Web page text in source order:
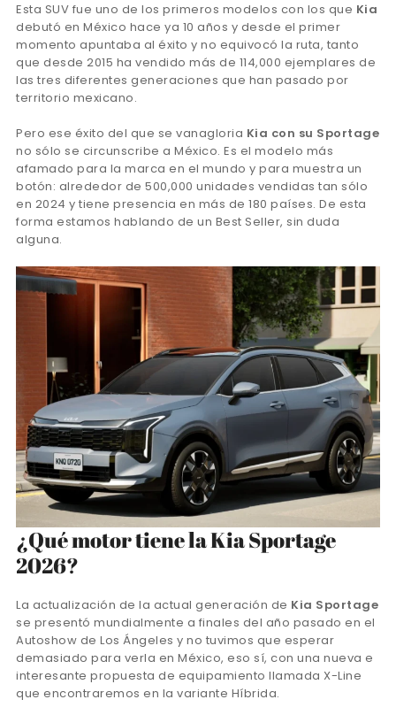
Esta SUV fue uno de los primeros modelos con los que Kia
debutó en México hace ya 10 años y desde el primer
momento apuntaba al éxito y no equivocó la ruta, tanto
que desde 2015 ha vendido más de 114,000 ejemplares de
las tres diferentes generaciones que han pasado por
territorio mexicano.
Pero ese éxito del que se vanagloria Kia con su Sportage
no sólo se circunscribe a México. Es el modelo más
afamado para la marca en el mundo y para muestra un
botón: alrededor de 500,000 unidades vendidas tan sólo
en 2024 y tiene presencia en más de 180 países. De esta
forma estamos hablando de un Best Seller, sin duda
alguna.
¿Qué motor tiene la Kia Sportage
2026?
La actualización de la actual generación de Kia Sportage
se presentó mundialmente a finales del año pasado en el
Autoshow de Los Ángeles y no tuvimos que esperar
demasiado para verla en México, eso sí, con una nueva e
interesante propuesta de equipamiento llamada X-Line
que encontraremos en la variante Híbrida.